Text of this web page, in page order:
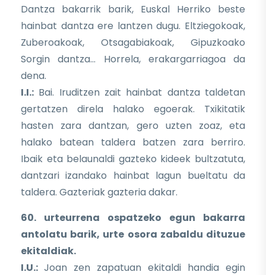
Dantza bakarrik barik, Euskal Herriko beste
hainbat dantza ere lantzen dugu. Eltziegokoak,
Zuberoakoak, Otsagabiakoak, Gipuzkoako
Sorgin dantza... Horrela, erakargarriagoa da
dena.
I.I.: Bai. Iruditzen zait hainbat dantza taldetan
gertatzen direla halako egoerak. Txikitatik
hasten zara dantzan, gero uzten zoaz, eta
halako batean taldera batzen zara berriro.
Ibaik eta belaunaldi gazteko kideek bultzatuta,
dantzari izandako hainbat lagun bueltatu da
taldera. Gazteriak gazteria dakar.
60. urteurrena ospatzeko egun bakarra
antolatu barik, urte osora zabaldu dituzue
ekitaldiak.
I.U.: Joan zen zapatuan ekitaldi handia egin